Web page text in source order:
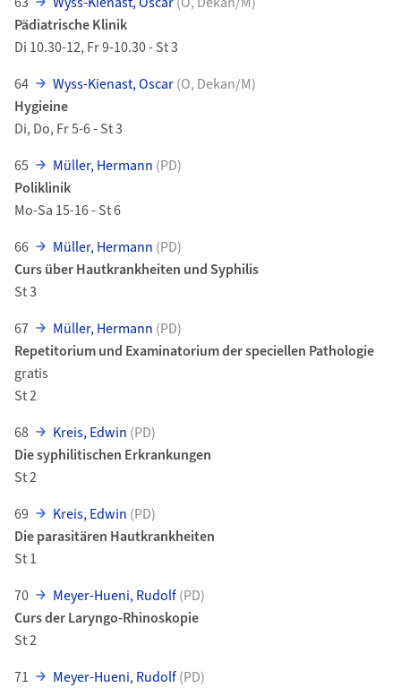
Pädiatrische Klinik
Di 10.30-12, Fr 9-10.30 - St 3
64
Wyss-Kienast, Oscar(O, Dekan/M)
Hygieine
Di, Do, Fr 5-6 - St 3
65
Müller, Hermann (PD)
Poliklinik
Mo-Sa 15-16 - St 6
66
Müller, Hermann (PD)
Curs über Hautkrankheiten und Syphilis
St 3
67
Müller, Hermann (PD)
Repetitorium und Examinatorium der speciellen Pathologie
gratis
St 2
68
Kreis, Edwin (PD)
Die syphilitischen Erkrankungen
St 2
69
Kreis, Edwin (PD)
Die parasitären Hautkrankheiten
St 1
70
Meyer-Hueni, Rudolf(PD)
Curs der Laryngo-Rhinoskopie
St 2
71
Meyer-Hueni, Rudolf(PD)